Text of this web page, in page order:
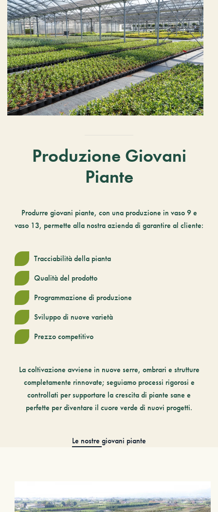
Produzione Giovani
Piante
Produrre giovani piante, con una produzione in vaso 9 e
vaso 13, permette alla nostra azienda di garantire al cliente:
Tracciabilità della pianta
Qualità del prodotto
Programmazione di produzione
Sviluppo di nuove varietà
Prezzo competitivo
La coltivazione avviene in nuove serre, ombrari e strutture
completamente rinnovate; seguiamo processi rigorosi e
controllati per supportare la crescita di piante sane e
perfette per diventare il cuore verde di nuovi progetti.
Le nostre giovani piante